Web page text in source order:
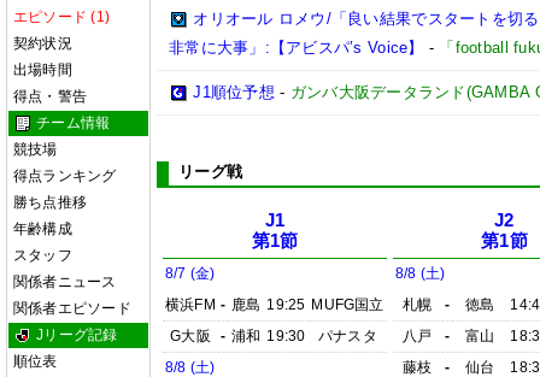
エピソード (1)
契約状況
出場時間
得点・警告
チーム情報
競技場
得点ランキング
勝ち点推移
年齢構成
スタッフ
関係者ニュース
関係者エピソード
Jリーグ記録
順位表
オリオール ロメウ/「良い結果でスタートを切
非常に大事」:【アビスパ’s Voice】
- 「football
J1順位予想 - ガンバ大阪データランド(GAMBA
リーグ戦
J1
第1節
8/7 (金)
横浜FM - 鹿島 19:25 MUFG国立
G大阪
- 浦和 19:30
パナスタ
8/8 (土)
J2
第1節
8/8 (土)
札幌
- 徳島
八戸
- 富山
藤枝
- 仙台